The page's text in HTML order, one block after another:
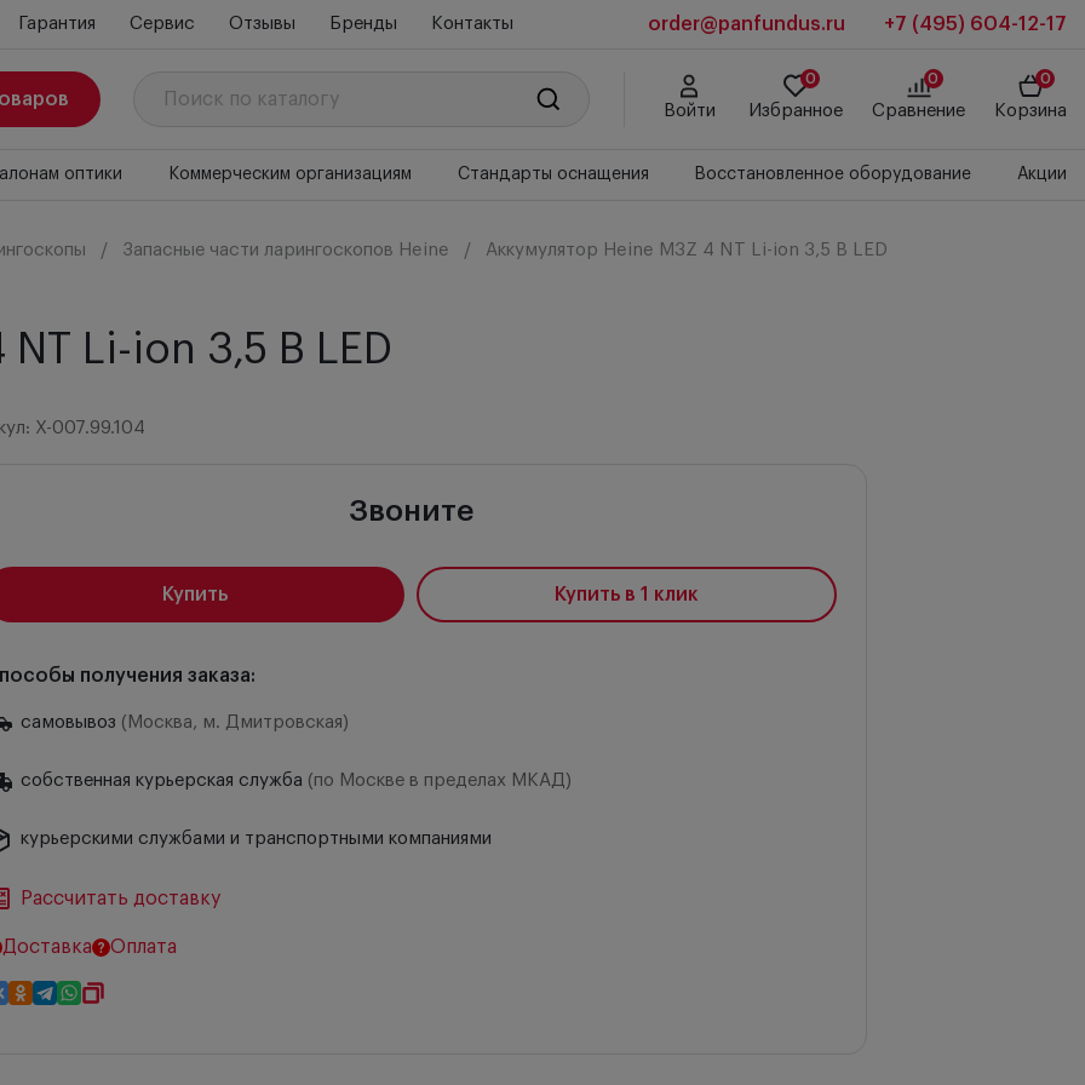
Гарантия Сервис Отзывы Бренды Контакты order@panfundus.ru +7 (495) 604-12-17
Войти
0
Избранное
0
Сравнение
0
Корзина
оптики Коммерческим организациям Стандарты оснащения Восстановленное оборудование Акции
Запасные части ларингоскопов Heine Аккумулятор Heine M3Z 4 NT Li-ion 3,5 B LED
Li-ion 3,5 B LED
X-007.99.104
Звоните
Купить Купить в 1 клик
получения заказа:
самовывоз (Москва, м. Дмитровская)
собственная курьерская служба (по Москве в пределах МКАД)
курьерскими службами и транспортными компаниями
Рассчитать доставку
Доставка Оплата